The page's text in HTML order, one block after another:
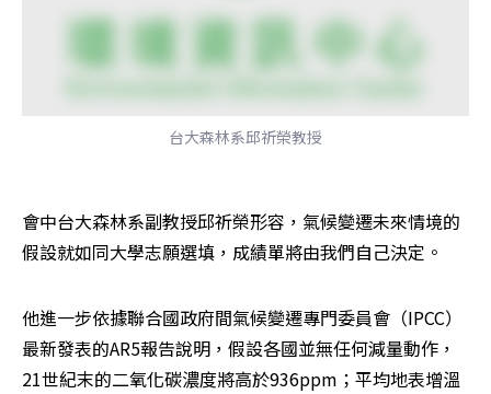
台大森林系邱祈榮教授
會中台大森林系副教授邱祈榮形容，氣候變遷未來情境的
假設就如同大學志願選填，成績單將由我們自己決定。
他進一步依據聯合國政府間氣候變遷專門委員會（IPCC）
最新發表的AR5報告說明，假設各國並無任何減量動作，
21世紀末的二氧化碳濃度將高於936ppm；平均地表增溫